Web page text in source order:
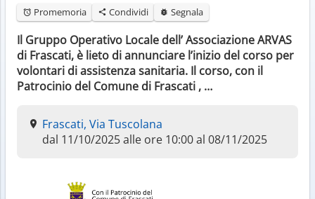
Promemoria Condividi Segnala
Il Gruppo Operativo Locale dell’ Associazione ARVAS
di Frascati, è lieto di annunciare l’inizio del corso per
volontari di assistenza sanitaria. Il corso, con il
Patrocinio del Comune di Frascati , …
Frascati, Via Tuscolana
dal 11/10/2025 alle ore 10:00 al 08/11/2025